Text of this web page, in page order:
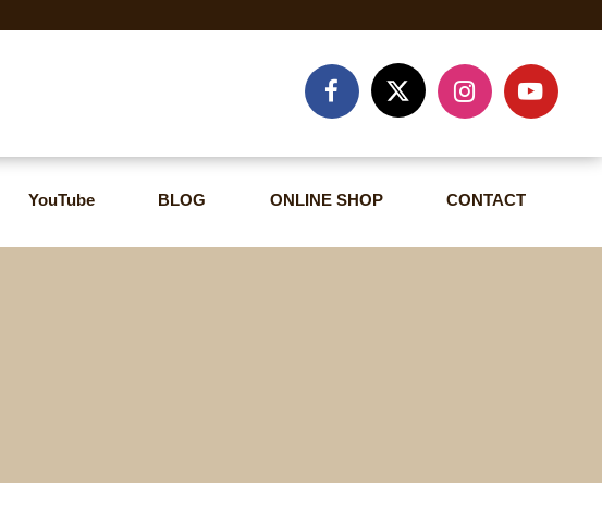
ONLINE SHOP CONTACT
YouTube BLOG ONLINE SHOP CONTACT